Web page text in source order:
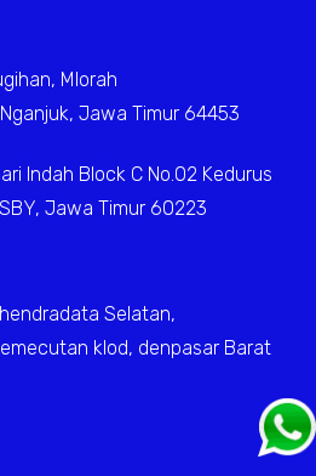
Mlorah
Jawa Timur 64453
Indah Block C No.02 Kedurus
Jawa Timur 60223
Selatan,
klod, denpasar Barat